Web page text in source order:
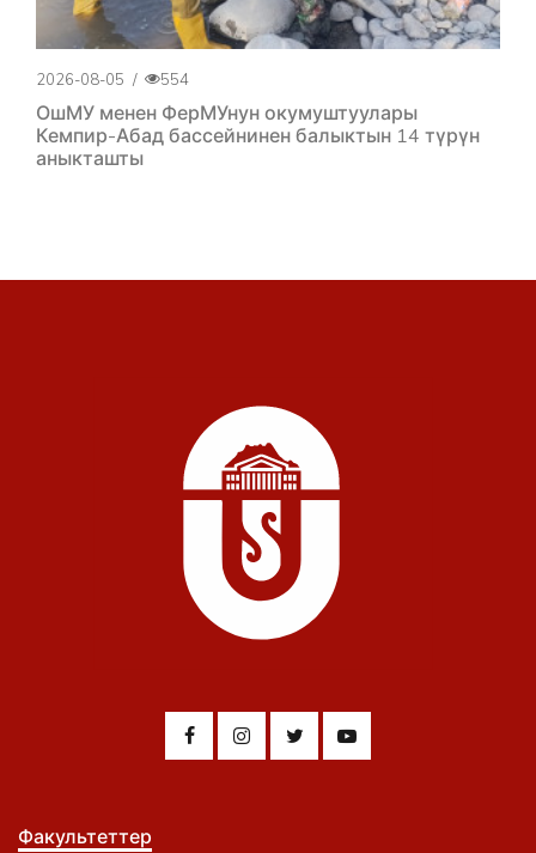
2026-08-05 / 554
ОшМУ менен ФерМУнун окумуштуулары
Кемпир-Абад бассейнинен балыктын 14 түрүн
аныкташты
Факультеттер